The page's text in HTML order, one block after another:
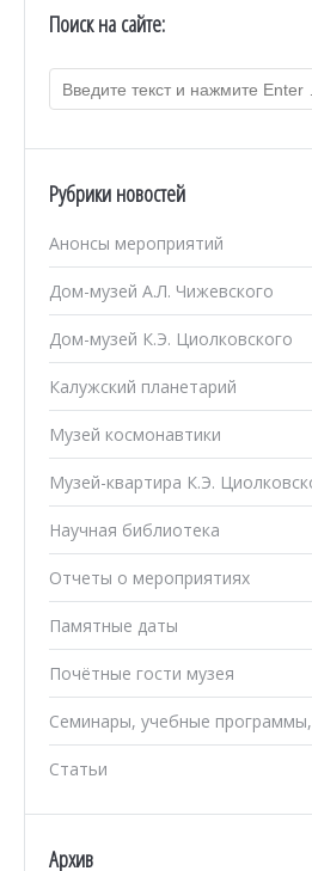
Поиск на сайте:
Рубрики новостей
Анонсы мероприятий
Дом-музей А.Л. Чижевского
Дом-музей К.Э. Циолковского
Калужский планетарий
Музей космонавтики
Музей-квартира К.Э.
Научная библиотека
Отчеты о мероприятиях
Памятные даты
Почётные гости музея
Семинары, учебные
Статьи
Архив